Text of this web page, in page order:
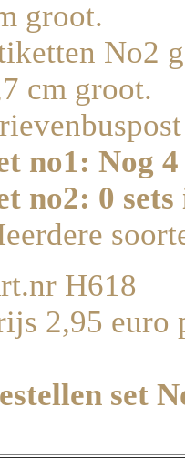
groot.
No2
cm groot.
no1: Nog
no2: 0
H618
2,95 euro
set